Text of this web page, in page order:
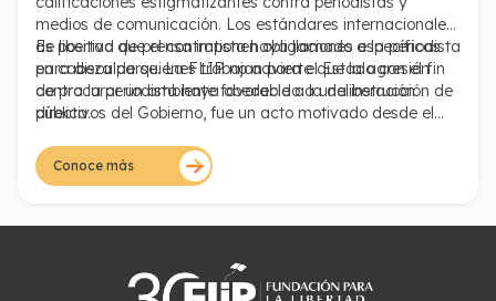
medios de comunicación. Los estándares internacionales
de libertad de prensa imponen obligaciones específicas
en cabeza de quienes trabajan para el Estado con el fin
de procurar un ambiente favorable a la deliberación
pública.
Es positivo que el contratista haya llamado a la periodista
para disculparse. La FLIP no advierte que la agresión
contra la periodista haya obedecido a una instrucción de
directivos del Gobierno, fue un acto motivado desde el
superiores tomen correctivos para que este tipo de
episodios no se repitan. Por esto invitamos al Gobierno
y contratistas para respetar la libertad de prensa, ser
perturbar la labor periodística, especialmente con los
medios que formulan críticas al Gobierno.
Conoce más